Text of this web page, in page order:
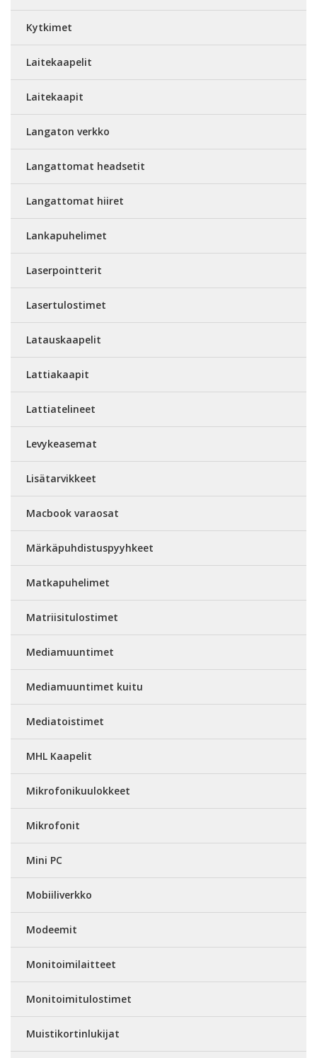
Kytkimet
Laitekaapelit
Laitekaapit
Langaton verkko
Langattomat headsetit
Langattomat hiiret
Lankapuhelimet
Laserpointterit
Lasertulostimet
Latauskaapelit
Lattiakaapit
Lattiatelineet
Levykeasemat
Lisätarvikkeet
Macbook varaosat
Märkäpuhdistuspyyhkeet
Matkapuhelimet
Matriisitulostimet
Mediamuuntimet
Mediamuuntimet kuitu
Mediatoistimet
MHL Kaapelit
Mikrofonikuulokkeet
Mikrofonit
Mini PC
Mobiiliverkko
Modeemit
Monitoimilaitteet
Monitoimitulostimet
Muistikortinlukijat